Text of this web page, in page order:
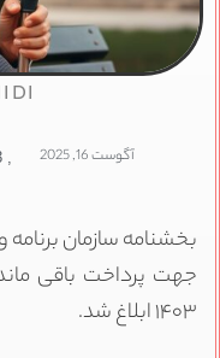
آگوست 16, 2025
بخشنامه سازمان
جهت پرداخت باقی
۱۴۰۳ ابلاغ شد.